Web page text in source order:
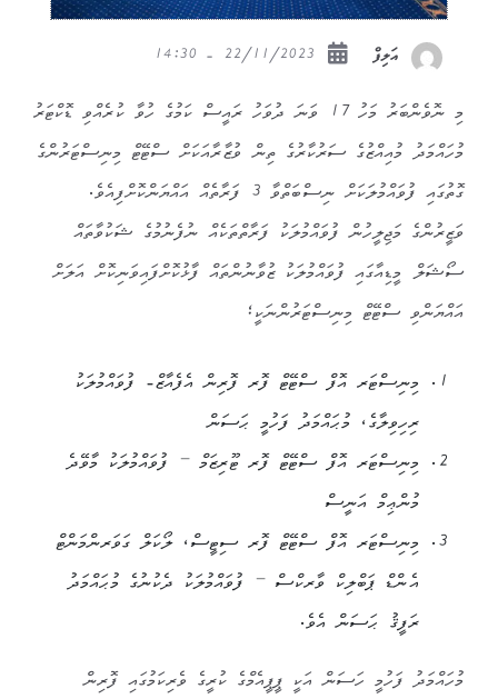
އަލިފް
މި ނޮވެންބަރު މަހު 17 ވަނަ ދުވަހު ރައީސް ކަމުގެ ހުވާ ކުރެއްވި ޑޮކްޓަރު
މުހައްމަދު މުއިއްޒުގެ ސަރުކާރުގެ ތިން ވުޒާރާއަކަށް ސްޓޭޓް މިނިސްޓަރުންގެ
ގޮތުގައި ފުވައްމުލަކަށް ނިސްބަތްވާ 3 ފަރާތެއް އައްޔަންކޮށްފިއެވެ.
ވަޒީރުންގެ މަޖިލީހުން ފުވައްމުލަކު ފަރާތްތަކެއް ނުފެނުމުގެ ޝަކުވާތައް
ސޯޝަލް މީޑިއާގައި ފުވައްމުލަކު ޒުވާނުންތައް ފާޅުކޮށްފައިވަނިކޮށް އަލަށް
އައްޔަންވި ސްޓޭޓް މިނިސްޓަރުންނަކީ؛
މިނިސްޓަރ އޮފް ސްޓޭޓް ފޮރ ފޮރިން އެފެއާޒް- ފުވައްމުލަކު
ރިހިވިލާގެ، މުޙައްމަދު ފަހުމީ ޙަސަން
މިނިސްޓަރ އޮފް ސްޓޭޓް ފޮރ ޓޫރިޒަމް – ފުވައްމުލަކު މާވޭދެ
މުންޢިމް އަނީސް
މިނިސްޓަރ އޮފް ސްޓޭޓް ފޮރ ސިޓީސް، ލޯކަލް ގަވަރންމަންޓް
އެންޑް ޕަބްލިކް ވާރކްސް – ފުވައްމުލަކު ދެކުނުގެ މުޙައްމަދު
ރަފީޤު ޙަސަން އެވެ.
މުހައްމަދު ފަހުމީ ހަސަން އަކީ ޕީޕީއެމްގެ ކުރީގެ ވެރިކަމުގައި ފޮރިން